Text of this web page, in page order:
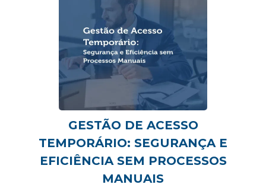
GESTÃO DE ACESSO
TEMPORÁRIO: SEGURANÇA E
EFICIÊNCIA SEM PROCESSOS
MANUAIS